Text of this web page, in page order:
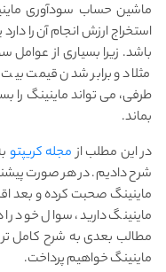
ماشین حساب سودآوری
استخراج ارزش انجام آن را
باشد. زیرا بسیاری از عوامل
مثلا دو برابر شدن قیمت
طرفی، می تواند ماینینگ را
بماند.
در این مطلب ازمجله کریپتو
شرح دادیم. در هر صورت
ماینینگ صحبت کرده و بعد
ماینینگ دارید، سوال خود را
مطالب بعدی به شرح کامل
ماینینگ خواهیم پرداخت.